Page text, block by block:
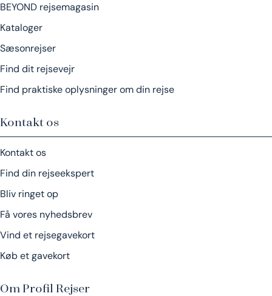
BEYOND rejsemagasin
Kataloger
Sæsonrejser
Find dit rejsevejr
Find praktiske oplysninger om din rejse
Kontakt os
Kontakt os
Find din rejseekspert
Bliv ringet op
Få vores nyhedsbrev
Vind et rejsegavekort
Køb et gavekort
Om Profil Rejser